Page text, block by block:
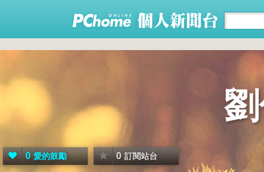
0 愛的鼓勵 0 訂閱站台